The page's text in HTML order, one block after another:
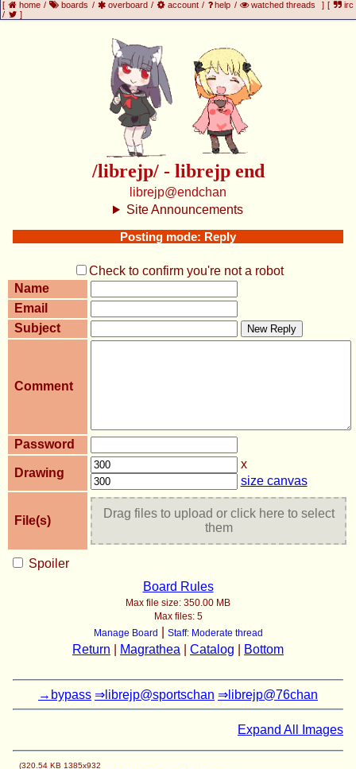
[ home / boards / overboard / account / help / watched threads ] [
irc
/
]
/librejp/ - librejp end
librejp@endchan
Site Announcements
Posting mode: Reply
Check to confirm you're not a robot
Name
Email
Subject
New Reply
Comment
Password
Drawing
x
size canvas
File(s)
Drag files to upload or click here to select
them
Spoiler
Board Rules
Max file size: 350.00 MB
Max files: 5
Manage Board
Staff: Moderate thread
Return Magrathea Catalog Bottom
→bypass ⇒librejp@sportschan ⇒librejp@76chan
Expand All Images
(320.54 KB 1385x932